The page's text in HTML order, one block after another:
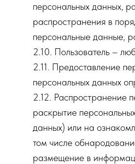
персональных данных,
распространения в
персональные данные,
2.10. Пользователь –
2.11. Предоставление
персональных данных
2.12. Распространение
раскрытие
данных) или на
том числе
размещение в